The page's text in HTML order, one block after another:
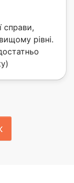
справи,
рівні.